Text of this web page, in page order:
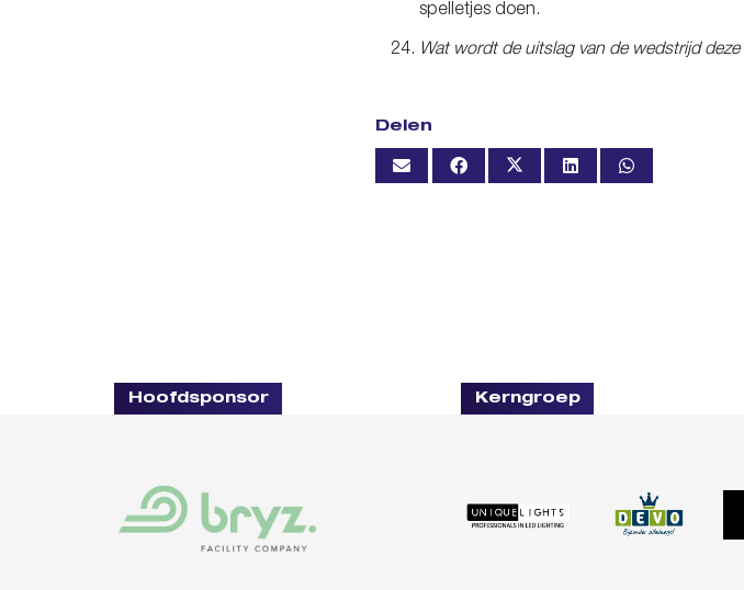
spelletjes doen.
Wat wordt de uitslag van de wedstrijd
Delen
Hoofdsponsor Kerngroep